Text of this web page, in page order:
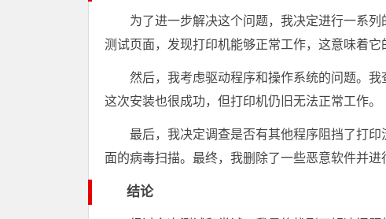
为了进一步解决这个问题，我决定进行一系
测试页面，发现打印机能够正常工作，这意味着它
然后，我考虑驱动程序和操作系统的问题。
这次安装也很成功，但打印机仍旧无法正常工作。
最后，我决定调查是否有其他程序阻挡了打
面的病毒扫描。最终，我删除了一些恶意软件并进
结论